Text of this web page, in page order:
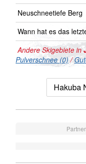
Neuschneetiefe Berg
Wann hat es das
Andere Skigebiete in
Pulverschnee (0)/
Hakuba